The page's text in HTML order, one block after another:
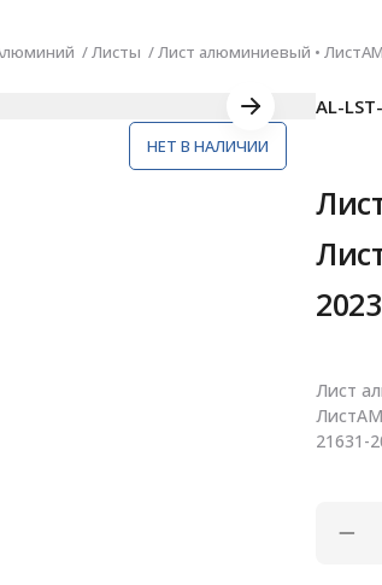
Листы Лист алюминиевый •
НЕТ В НАЛИЧИИ
AL-
Лист
21631-